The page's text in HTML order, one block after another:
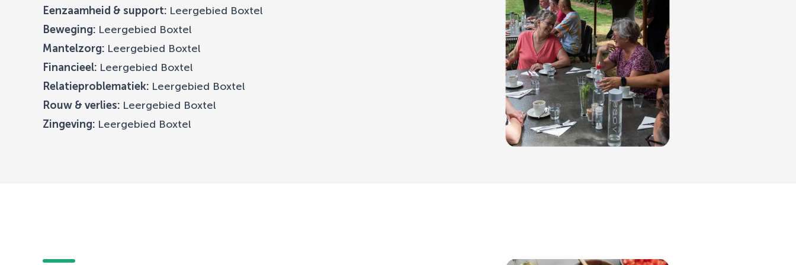
Eenzaamheid & support: Leergebied Boxtel
Beweging: Leergebied Boxtel
Mantelzorg: Leergebied Boxtel
Financieel: Leergebied Boxtel
Relatieproblematiek: Leergebied Boxtel
Rouw & verlies: Leergebied Boxtel
Zingeving: Leergebied Boxtel